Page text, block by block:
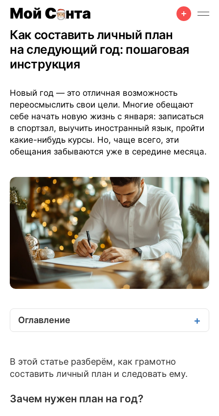
Празднование • Советы • 20 дек. 2024 г. 6 мин чтения
Как составить личный план
на следующий год: пошаговая
инструкция
Новый год — это отличная возможность
переосмыслить свои цели. Многие обещают
себе начать новую жизнь с января: записаться
в спортзал, выучить иностранный язык, пройти
какие-нибудь курсы. Но, чаще всего, эти
обещания забываются уже в середине месяца.
Оглавление
В этой статье разберём, как грамотно
составить личный план и следовать ему.
Зачем нужен план на год?